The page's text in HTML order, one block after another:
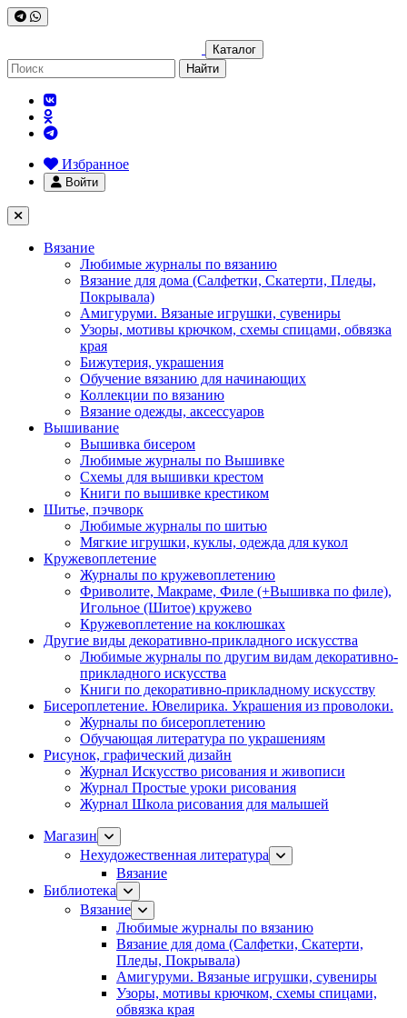
Каталог
Найти
Избранное
Войти
Вязание
Любимые журналы по вязанию
Вязание для дома (Салфетки, Скатерти, Пледы,
Покрывала)
Амигуруми. Вязаные игрушки, сувениры
Узоры, мотивы крючком, схемы спицами, обвязка
края
Бижутерия, украшения
Обучение вязанию для начинающих
Коллекции по вязанию
Вязание одежды, аксессуаров
Вышивание
Вышивка бисером
Любимые журналы по Вышивке
Схемы для вышивки крестом
Книги по вышивке крестиком
Шитье, пэчворк
Любимые журналы по шитью
Мягкие игрушки, куклы, одежда для кукол
Кружевоплетение
Журналы по кружевоплетению
Фриволите, Макраме, Филе (+Вышивка по филе),
Игольное (Шитое) кружево
Кружевоплетение на коклюшках
Другие виды декоративно-прикладного искусства
Любимые журналы по другим видам декоративно-
прикладного искусства
Книги по декоративно-прикладному искусству
Бисероплетение. Ювелирика. Украшения из проволоки.
Журналы по бисероплетению
Обучающая литература по украшениям
Рисунок, графический дизайн
Журнал Искусство рисования и живописи
Журнал Простые уроки рисования
Журнал Школа рисования для малышей
Магазин
Нехудожественная литература
Вязание
Библиотека
Вязание
Любимые журналы по вязанию
Вязание для дома (Салфетки, Скатерти,
Пледы, Покрывала)
Амигуруми. Вязаные игрушки, сувениры
Узоры, мотивы крючком, схемы спицами,
обвязка края